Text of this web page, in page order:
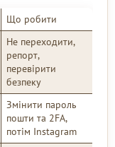
Що робити
Не переходити,
репорт,
перевірити
безпеку
Змінити пароль
пошти та 2FA,
потім Instagram